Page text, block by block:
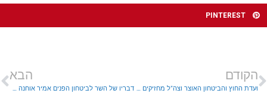
PINTEREST
הקודם
ועדת החוץ והביטחון האוצר וצה"ל מחזיקים בנתונים שונים
הבא
דבריו של השר לביטחון הפנים אמיר אוחנה הערב: מדינת ישראל במלחמה